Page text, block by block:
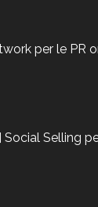
per le PR
Selling